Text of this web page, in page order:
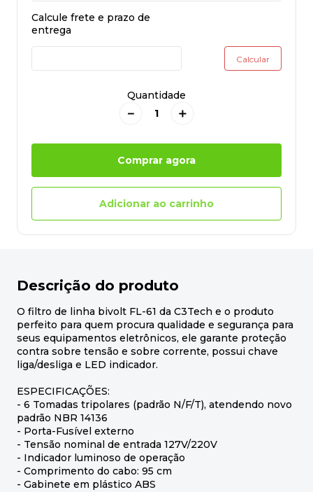
Quantidade
＋
－
Comprar agora
Adicionar ao carrinho
Descrição do produto
O filtro de linha bivolt FL-61 da C3Tech e o produto
perfeito para quem procura qualidade e segurança para
seus equipamentos eletrônicos, ele garante proteção
contra sobre tensão e sobre corrente, possui chave
liga/desliga e LED indicador.
ESPECIFICAÇÕES:
- 6 Tomadas tripolares (padrão N/F/T), atendendo novo
padrão NBR 14136
- Porta-Fusível externo
- Tensão nominal de entrada 127V/220V
- Indicador luminoso de operação
- Comprimento do cabo: 95 cm
- Gabinete em plástico ABS